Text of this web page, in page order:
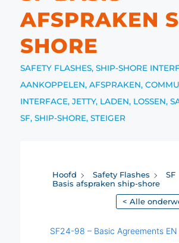
AFSPRAKEN
SHORE
SAFETY FLASHES, SHIP-SHORE
AANKOPPELEN, AFSPRAKEN,
INTERFACE, JETTY, LADEN, LOSSEN,
SF, SHIP-SHORE, STEIGER
Hoofd Safety Flashes
SF
Basis afspraken ship-shore
< Alle
SF24-98 – Basic Agreements EN